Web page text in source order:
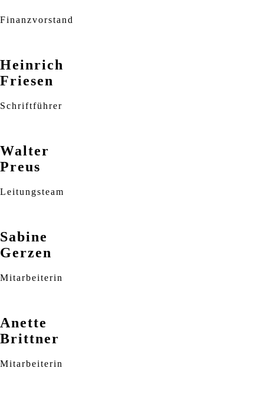
Finanzvorstand
Heinrich
Friesen
Schriftführer
Walter
Preus
Leitungsteam
Sabine
Gerzen
Mitarbeiterin
Anette
Brittner
Mitarbeiterin